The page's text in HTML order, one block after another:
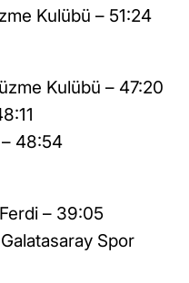
Kulübü – 51:24
Kulübü – 47:20
– 48:54
– 39:05
Spor